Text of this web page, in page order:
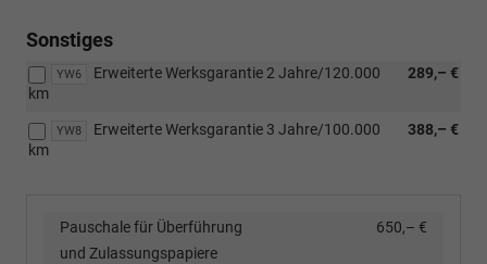
Sonstiges
YW6 289,– €
Erweiterte Werksgarantie 2 Jahre/120.000
km
YW8 388,– €
Erweiterte Werksgarantie 3 Jahre/100.000
km
Pauschale für Überführung
und Zulassungspapiere
650,– €